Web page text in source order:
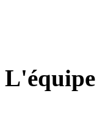
L'équipe